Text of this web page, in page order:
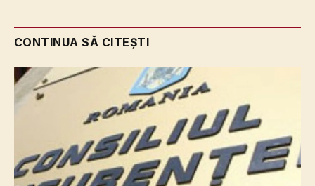
CONTINUA SĂ CITEȘTI